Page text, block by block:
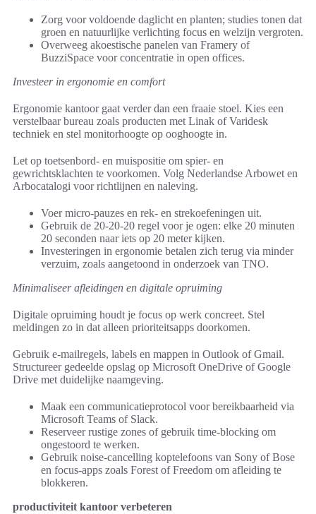
Zorg voor voldoende daglicht en planten; studies tonen dat
groen en natuurlijke verlichting focus en welzijn vergroten.
Overweeg akoestische panelen van Framery of
BuzziSpace voor concentratie in open offices.
Investeer in ergonomie en comfort
Ergonomie kantoor gaat verder dan een fraaie stoel. Kies een
verstelbaar bureau zoals producten met Linak of Varidesk
techniek en stel monitorhoogte op ooghoogte in.
Let op toetsenbord- en muispositie om spier- en
gewrichtsklachten te voorkomen. Volg Nederlandse Arbowet en
Arbocatalogi voor richtlijnen en naleving.
Voer micro-pauzes en rek- en strekoefeningen uit.
Gebruik de 20-20-20 regel voor je ogen: elke 20 minuten
20 seconden naar iets op 20 meter kijken.
Investeringen in ergonomie betalen zich terug via minder
verzuim, zoals aangetoond in onderzoek van TNO.
Minimaliseer afleidingen en digitale opruiming
Digitale opruiming houdt je focus op werk concreet. Stel
meldingen zo in dat alleen prioriteitsapps doorkomen.
Gebruik e-mailregels, labels en mappen in Outlook of Gmail.
Structureer gedeelde opslag op Microsoft OneDrive of Google
Drive met duidelijke naamgeving.
Maak een communicatieprotocol voor bereikbaarheid via
Microsoft Teams of Slack.
Reserveer rustige zones of gebruik time-blocking om
ongestoord te werken.
Gebruik noise-cancelling koptelefoons van Sony of Bose
en focus-apps zoals Forest of Freedom om afleiding te
blokkeren.
productiviteit kantoor verbeteren